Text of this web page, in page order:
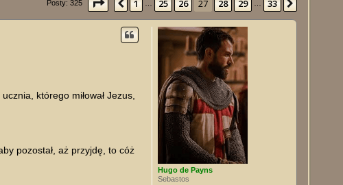
Posty: 325 Strona27z 33
Poprzednia
1 25 26 27 28 29 33
Hugo de Payns
Sebastos
którego miłował Jezus,
pozostał, aż przyjdę, to cóż